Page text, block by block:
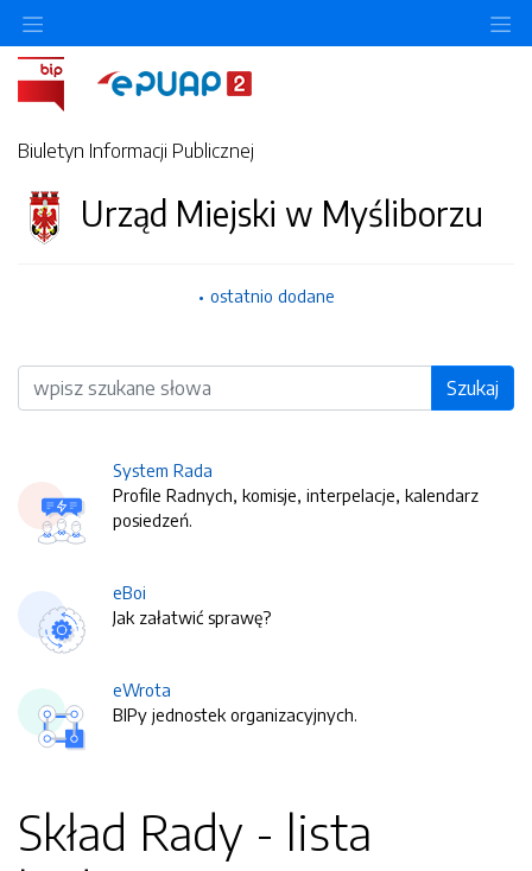
Biuletyn Informacji Publicznej
Urząd Miejski w Myśliborzu
ostatnio dodane
Wyszukiwarka Szukaj
System Rada
Profile Radnych, komisje, interpelacje, kalendarz
posiedzeń.
eBoi
Jak załatwić sprawę?
eWrota
BIPy jednostek organizacyjnych.
Skład Rady - lista